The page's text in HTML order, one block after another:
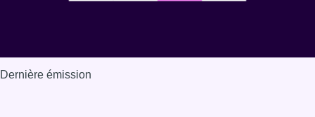
Dernière émission